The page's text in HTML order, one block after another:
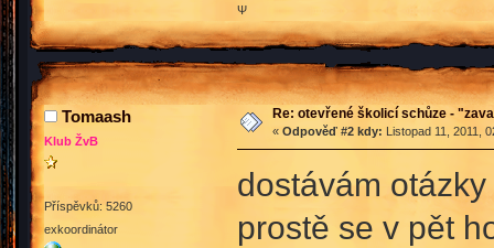
Ψ
Tomaash
Klub ŽvB
Příspěvků: 5260
exkoordinátor
Re: otevřené školicí schůze -
« Odpověď #2 kdy: Listopad 11, 2011,
dostávám
prostě se v pět